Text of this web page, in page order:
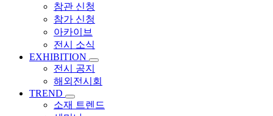
참관 신청
참가 신청
아카이브
전시 소식
EXHIBITION
전시 공지
해외전시회
TREND
소재 트렌드